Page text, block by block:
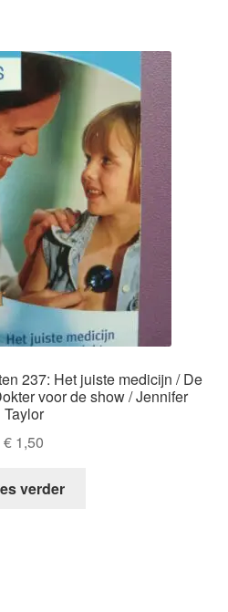
237: Het juiste medicijn / De
voor de show / Jennifer
Taylor
€ 1,50
verder